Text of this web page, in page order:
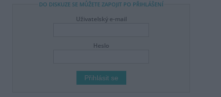
DO DISKUZE SE MŮŽETE ZAPOJIT PO PŘIHLÁŠENÍ
Uživatelský e-mail
Heslo